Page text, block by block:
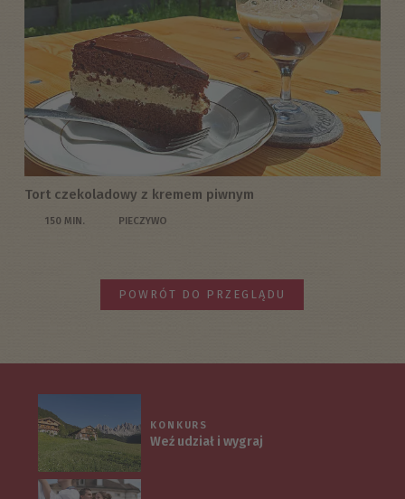
Tort czekoladowy z kremem piwnym
150 MIN. PIECZYWO
POWRÓT DO PRZEGLĄDU
KONKURS
Weź udział i wygraj